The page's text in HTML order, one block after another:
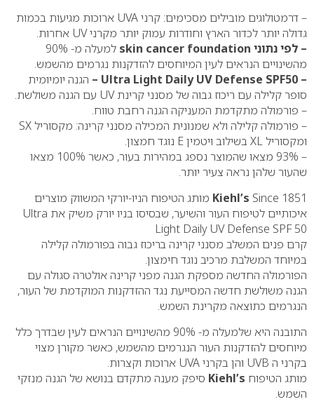
– דרמטולוגים מובילים מסכימים: קרני UVA ארוכות מגיעות בכמות
גדולה יותר לכדור הארץ וחודרות עמוק יותר מקרני UV אחרות.
– לפי נתוני skin cancer foundation
למעלה מ- 90%
מהשינויים הנראים לעין המיוחסים להזדקנות נגרמים מהשמש.
– Ultra Light Daily UV Defense SPF50 –
הגנה יומיומית
סופר קלילה עם ריכוז גבוה של מסנני קרינת UV עם הגנה משולשת.
– פורמולה מתקדמת המעניקה הגנה רחבת טווח.
– פורמולה קלילה ולא שמנונית המכילה מסנני קרינה: מקסוריל SX
ומקסוריל XL בשילוב ויטמין E נוגד חמצון.
– 93% מצאו שהמוצר נספג במהירות בעור, כאשר 100% מצאו
שהעור שלהן נראה צעיר יותר.
Kiehl’s Since 1851 מותג הטיפוח הניו-יורקי המשווק מוצרים
איכותיים לטיפוח העור והשיער, שבסיסו בניו יורק משיק את Ultra
Light Daily UV Defense SPF 50
קרם פנים המשלב מסנני קרינה בריכוז גבוה בפורמולה קלילה
במיוחד המשלבת מרכיב נוגד חימצון.
הפורמולה החדשה מספקת הגנה מפני קרינה אולטרה סגולה עם
הגנה משולשת חדשה המסייעת נגד ההזדקנות המוקדמת של העור,
הנגרמים כתוצאה מקרינת השמש.
התובנה היא שלמעלה מ- 90% מהשינויים הנראים לעין שבדרך כלל
מיוחסים להזדקנות העור הנגרמים מהשמש, כאשר מקורן מצוי
בקרני ה UVB והן בקרני UVA ארוכות וקצרות.
מותג הטיפוח Kiehl’s סיפק מענה מתקדם בנושא של הגנה מנזקי
השמש.